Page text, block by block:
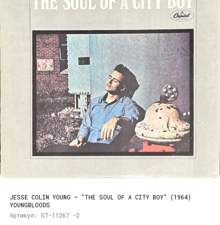
JESSE COLIN YOUNG – "THE SOUL OF A CITY BOY" (1964)
YOUNGBLOODS
Артикул: ST-11267 -2